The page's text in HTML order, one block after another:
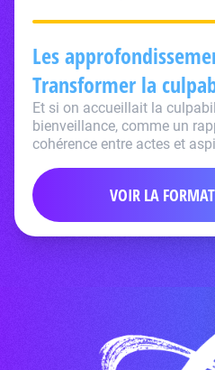
Les
Transformer la
Et si on accueillait la
bienveillance, comme un
cohérence entre actes et
VOIR LA